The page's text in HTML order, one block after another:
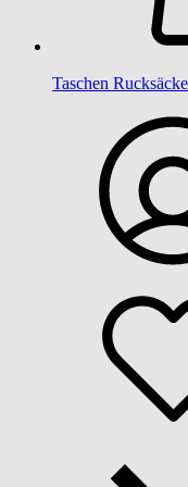
Taschen Rucksäcke